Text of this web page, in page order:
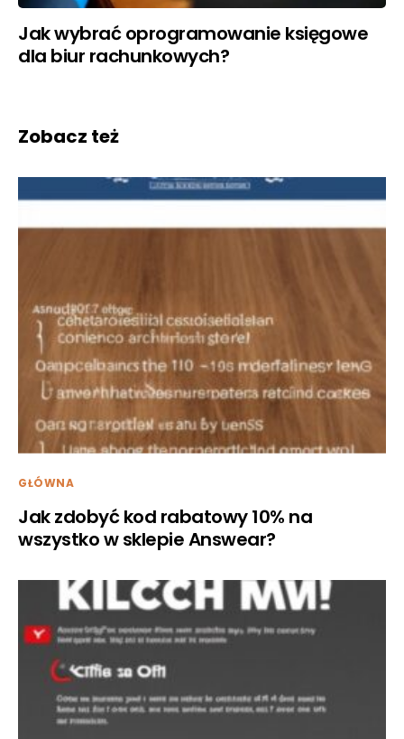
Jak wybrać oprogramowanie księgowe
dla biur rachunkowych?
Zobacz też
GŁÓWNA
Jak zdobyć kod rabatowy 10% na
wszystko w sklepie Answear?